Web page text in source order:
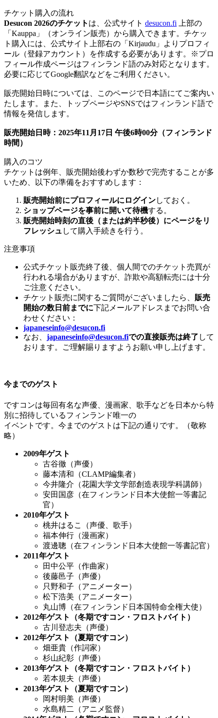
チケット購入の流れ
Desucon 2026のチケット は、公式サイト desucon.fi 上部の
「Kauppa」（オンライン販売）から購入できます。チケッ
ト購入には、公式サイト上部右の「Kirjaudu」よりプロフィ
ール（登録アカウント）を作成する必要があります。※プロ
フィール作成ページはフィンランド語のみ対応となります。
必要に応じてGoogle翻訳などをご利用ください。
販売開始日時については、このページで日本語にてご案内い
たします。また、トップページやSNSではフィンランド語で
情報を発信します。
販売開始日時：2025年11月17日 午後6時00分（フィンランド
時間）
購入のコツ
チケットは例年、販売開始後わずか数秒で完売することが多
いため、以下の準備をおすすめします：
販売開始前にプロフィールにログインしておく。
ショップページを事前に開いて待機する。
販売開始時刻の直後（または約半秒後）にページをリ
フレッシュ して購入手続きを行う。
注意事項
公式チケット販売終了後、個人間でのチケット売買が
行われる場合がありますが、詐欺や高額転売には十分
ご注意ください。
チケット販売に関するご質問がございましたら、 販売
開始の数日前までに下記メールアドレスまでお問い合
わせください：
japaneseinfo@desucon.fi
なお、 japaneseinfo@desucon.fiでの直接販売は終了 して
おります。ご理解賜りますようお願い申し上げます。
今までのゲスト
ですコンは毎回有名な声優、漫画家、歌手などを日本から特
別に招待しているフィンランド唯一の
イベントです。今までのゲストは下記の通りです。（敬称
略）
2009年ゲスト
古谷徹（声優）
藤本清和（CLAMP編集者）
今井隆介（花園大学文学部創造表現学科講師）
安田国彦（在フィンランド日本大使館一等書記
官）
2010年ゲスト
桃井はるこ（声優、歌手）
福本伸行（漫画家）
渡邊聰（在フィンランド日本大使館一等書記官）
2011年ゲスト
田中公平（作曲家）
後藤邑子（声優）
只野和子（アニメーター）
松下浩美（アニメーター）
丸山博（在フィンランド日本国特命全権大使）
2012年ゲスト（冬期ですコン・フロストバイト）
古川登志夫（声優）
2012年ゲスト（夏期ですコン）
畑亜貴（作詞家）
杉山紀彰（声優）
2013年ゲスト（冬期ですコン・フロストバイト）
若本規夫（声優）
2013年ゲスト（夏期ですコン）
岡村明美（声優）
水島精二（アニメ監督）